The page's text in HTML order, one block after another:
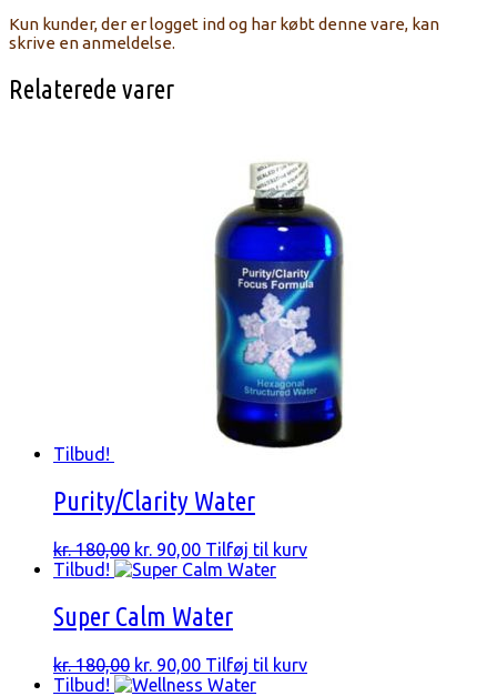
Kun kunder, der er logget ind og har købt denne vare, kan
skrive en anmeldelse.
Relaterede varer
Tilbud!
Purity/Clarity Water
kr.180,00 Den
oprindelige
var:
kr. 180,00.
kr. 90,00Den
aktuelle
er:
kr. 90,00.
Tilføj til kurv
Tilbud!
Super Calm Water
kr.180,00 Den
oprindelige
kr. 90,00Den
aktuelle
Tilføj til kurv
Tilbud!